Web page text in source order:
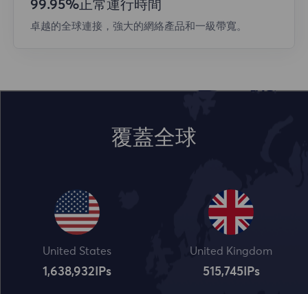
99.95%正常運行時間
卓越的全球連接，強大的網絡產品和一級帶寬。
覆蓋全球
United States
1,638,932 IPs
United Kingdom
515,745IPs